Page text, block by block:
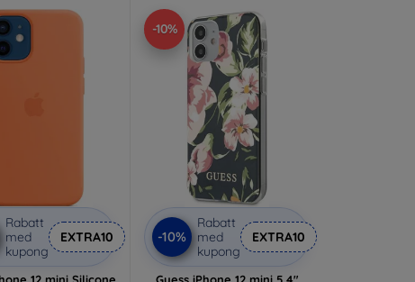
Rabatt
med
kupong
EXTRA10
12 mini Silicone
-10%
-10%
Rabatt
med
kupong
EXTRA10
Guess iPhone 12 mini 5,4"